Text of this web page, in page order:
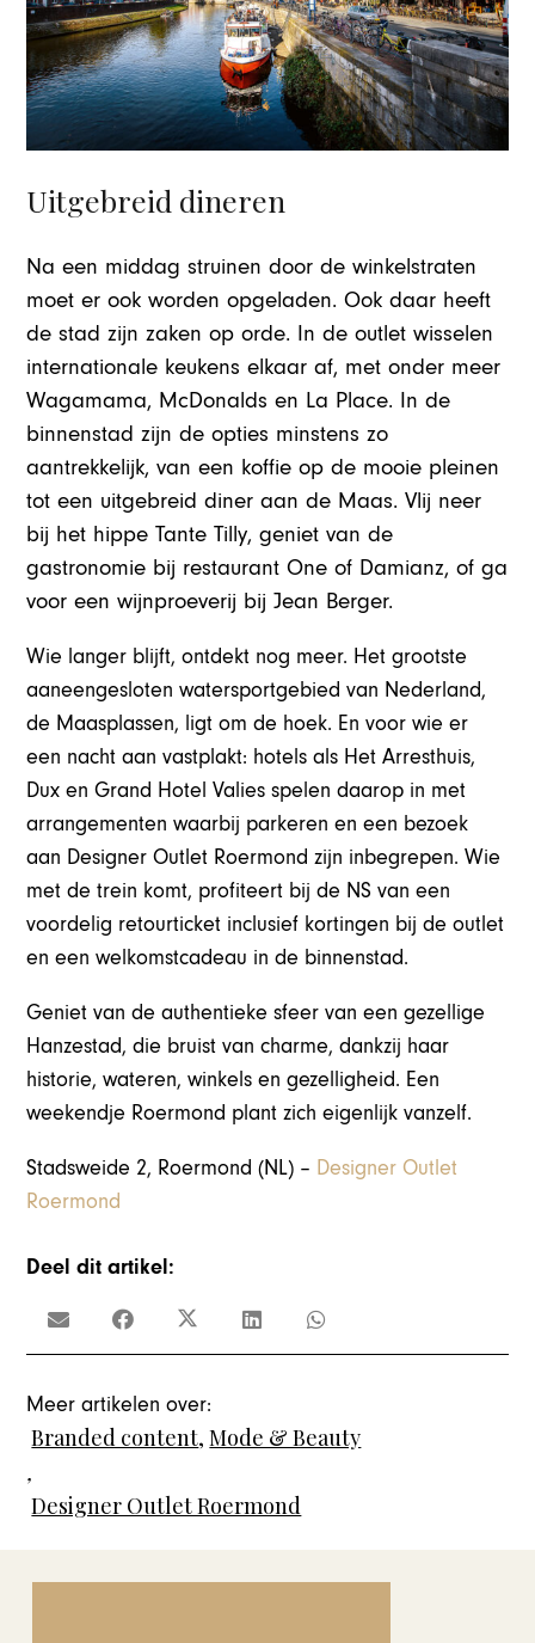
Uitgebreid dineren
Na een middag struinen door de winkelstraten
moet er ook worden opgeladen. Ook daar heeft
de stad zijn zaken op orde. In de outlet wisselen
internationale keukens elkaar af, met onder meer
Wagamama, McDonalds en La Place. In de
binnenstad zijn de opties minstens zo
aantrekkelijk, van een koffie op de mooie pleinen
tot een uitgebreid diner aan de Maas. Vlij neer
bij het hippe Tante Tilly, geniet van de
gastronomie bij restaurant One of Damianz, of ga
voor een wijnproeverij bij Jean Berger.
Wie langer blijft, ontdekt nog meer. Het grootste
aaneengesloten watersportgebied van Nederland,
de Maasplassen, ligt om de hoek. En voor wie er
een nacht aan vastplakt: hotels als Het Arresthuis,
Dux en Grand Hotel Valies spelen daarop in met
arrangementen waarbij parkeren en een bezoek
aan Designer Outlet Roermond zijn inbegrepen. Wie
met de trein komt, profiteert bij de NS van een
voordelig retourticket inclusief kortingen bij de outlet
en een welkomstcadeau in de binnenstad.
Geniet van de authentieke sfeer van een gezellige
Hanzestad, die bruist van charme, dankzij haar
historie, wateren, winkels en gezelligheid. Een
weekendje Roermond plant zich eigenlijk vanzelf.
Stadsweide 2, Roermond (NL) – Designer Outlet
Roermond
Deel dit artikel:
Meer artikelen over:
Branded content,Mode & Beauty
,
Designer Outlet Roermond